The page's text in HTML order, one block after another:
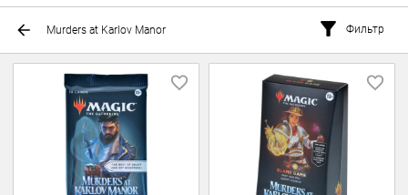
Murders at Karlov Manor Фильтр